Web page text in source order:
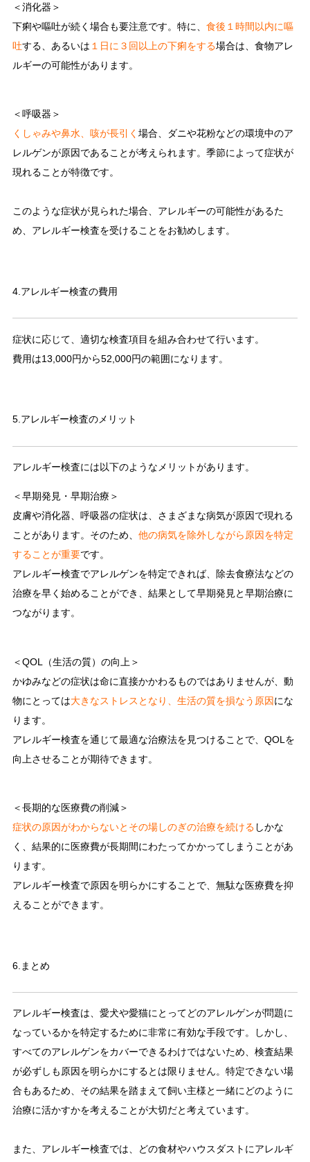
＜消化器＞
下痢や嘔吐が続く場合も要注意です。特に、 食後１時間以内に嘔
吐する、あるいは １日に３回以上の下痢をする場合は、食物アレ
ルギーの可能性があります。
＜呼吸器＞
くしゃみや鼻水、咳が長引く 場合、ダニや花粉などの環境中のア
レルゲンが原因であることが考えられます。季節によって症状が
現れることが特徴です。
このような症状が見られた場合、アレルギーの可能性があるた
め、アレルギー検査を受けることをお勧めします。
4.アレルギー検査の費用
症状に応じて、適切な検査項目を組み合わせて行います。
費用は13,000円から52,000円の範囲になります。
5.アレルギー検査のメリット
アレルギー検査には以下のようなメリットがあります。
＜早期発見・早期治療＞
皮膚や消化器、呼吸器の症状は、さまざまな病気が原因で現れる
ことがあります。そのため、 他の病気を除外しながら原因を特定
することが重要です。
アレルギー検査でアレルゲンを特定できれば、除去食療法などの
治療を早く始めることができ、結果として早期発見と早期治療に
つながります。
＜QOL（生活の質）の向上＞
かゆみなどの症状は命に直接かかわるものではありませんが、動
物にとっては大きなストレスとなり、生活の質を損なう原因にな
ります。
アレルギー検査を通じて最適な治療法を見つけることで、QOLを
向上させることが期待できます。
＜長期的な医療費の削減＞
症状の原因がわからないとその場しのぎの治療を続ける しかな
く、結果的に医療費が長期間にわたってかかってしまうことがあ
ります。
アレルギー検査で原因を明らかにすることで、無駄な医療費を抑
えることができます。
6.まとめ
アレルギー検査は、愛犬や愛猫にとってどのアレルゲンが問題に
なっているかを特定するために非常に有効な手段です。しかし、
すべてのアレルゲンをカバーできるわけではないため、検査結果
が必ずしも原因を明らかにするとは限りません。特定できない場
合もあるため、その結果を踏まえて飼い主様と一緒にどのように
治療に活かすかを考えることが大切だと考えています。
また、アレルギー検査では、どの食材やハウスダストにアレルギ